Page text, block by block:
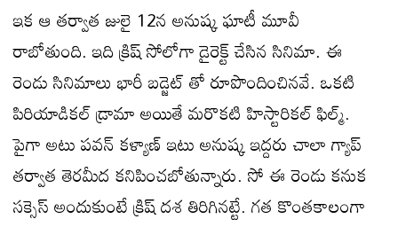
ఇక ఆ తర్వాత జులై 12న అనుష్క ఘాటీ మూవీ
రాబోతుంది. ఇది క్రిష్ సోలోగా డైరెక్ట్ చేసిన సినిమా. ఈ
రెండు సినిమాలు భారీ బడ్జెట్ తో రూపొందించినవే. ఒకటి
పిరియాడికల్ డ్రామా అయితే మరొకటి హిస్టారికల్ ఫిల్మ్.
పైగా అటు పవన్ కళ్యాణ్ ఇటు అనుష్క ఇద్దరు చాలా గ్యాప్
తర్వాత తెరమీద కనిపించబోతున్నారు. సో ఈ రెండు కనుక
సక్సెస్ అందుకుంటే క్రిష్ దశ తిరిగినట్టే. గత కొంతకాలంగా